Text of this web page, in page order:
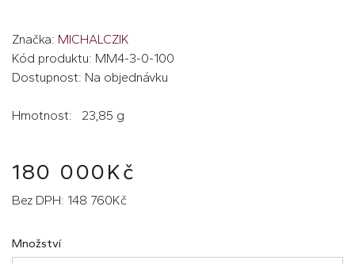
Značka: MICHALCZIK
Kód produktu: MM4-3-0-100
Dostupnost: Na objednávku
Hmotnost: 23,85 g
180 000Kč
Bez DPH: 148 760Kč
Množství